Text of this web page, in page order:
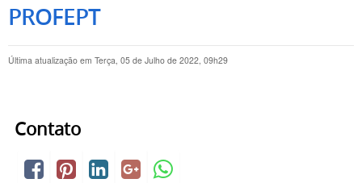
PROFEPT
Última atualização em Terça, 05 de Julho de 2022, 09h29
Contato